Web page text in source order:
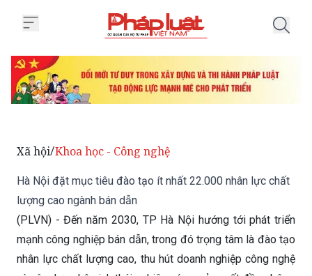
Xã hội/Khoa học - Công nghệ
Hà Nội đặt mục tiêu đào tạo ít nhất 22.000 nhân lực chất
lượng cao ngành bán dẫn
(PLVN) - Đến năm 2030, TP Hà Nội hướng tới phát triển
mạnh công nghiệp bán dẫn, trong đó trọng tâm là đào tạo
nhân lực chất lượng cao, thu hút doanh nghiệp công nghệ